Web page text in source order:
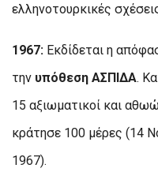
ελληνοτουρκικές
1967: Εκδίδεται η
την υπόθεση ΑΣΠΙΔΑ.
15 αξιωματικοί και
κράτησε 100 μέρες (14
1967).